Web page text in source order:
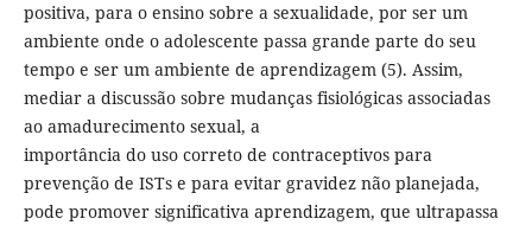
positiva, para o ensino sobre a sexualidade, por ser um
ambiente onde o adolescente passa grande parte do seu
tempo e ser um ambiente de aprendizagem (5). Assim,
mediar a discussão sobre mudanças fisiológicas associadas
ao amadurecimento sexual, a
importância do uso correto de contraceptivos para
prevenção de ISTs e para evitar gravidez não planejada,
pode promover significativa aprendizagem, que ultrapassa